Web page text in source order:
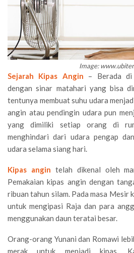
Image:
Sejarah Kipas Angin – Berada
dengan sinar matahari yang bisa
tentunya membuat suhu udara
angin atau pendingin udara pun
yang dimiliki setiap orang di
menghindari dari udara pengap
udara selama siang hari.
Kipas angin telah dikenal oleh
Pemakaian kipas angin dengan
ribuan tahun silam. Pada masa Mesir
untuk mengipasi Raja dan para
menggunakan daun teratai besar.
Orang-orang Yunani dan Romawi
merak untuk menjadi kipas.